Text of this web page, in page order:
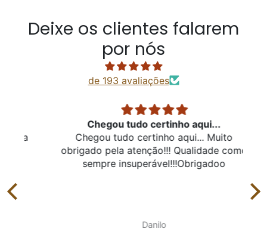
Deixe os clientes falarem
por nós
de 193 avaliações
Chegou tudo certinho aqui...
Chegou tudo certinho aqui... Muito
obrigado pela atenção!!! Qualidade como
sempre insuperável!!!Obrigadoo
Danilo